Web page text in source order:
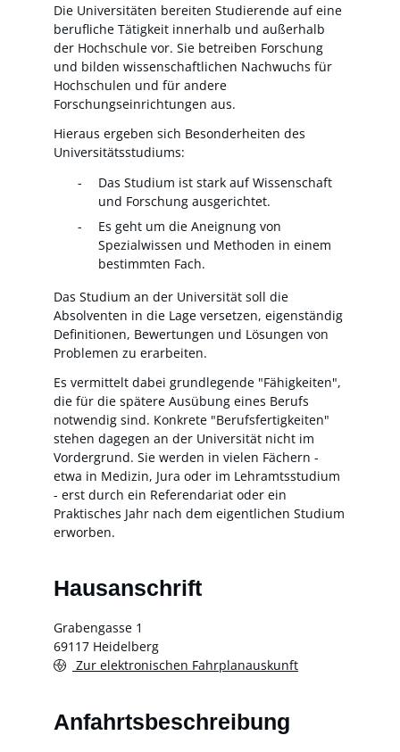
Die Universitäten bereiten Studierende auf eine
berufliche Tätigkeit innerhalb und außerhalb
der Hochschule vor. Sie betreiben Forschung
und bilden wissenschaftlichen Nachwuchs für
Hochschulen und für andere
Forschungseinrichtungen aus.
Hieraus ergeben sich Besonderheiten des
Universitätsstudiums:
Das Studium ist stark auf Wissenschaft
und Forschung ausgerichtet.
Es geht um die Aneignung von
Spezialwissen und Methoden in einem
bestimmten Fach.
Das Studium an der Universität soll die
Absolventen in die Lage versetzen, eigenständig
Definitionen, Bewertungen und Lösungen von
Problemen zu erarbeiten.
Es vermittelt dabei grundlegende "Fähigkeiten",
die für die spätere Ausübung eines Berufs
notwendig sind. Konkrete "Berufsfertigkeiten"
stehen dagegen an der Universität nicht im
Vordergrund. Sie werden in vielen Fächern -
etwa in Medizin, Jura oder im Lehramtsstudium
- erst durch ein Referendariat oder ein
Praktisches Jahr nach dem eigentlichen Studium
erworben.
Hausanschrift
Grabengasse 1
69117 Heidelberg
Zur elektronischen Fahrplanauskunft
Anfahrtsbeschreibung